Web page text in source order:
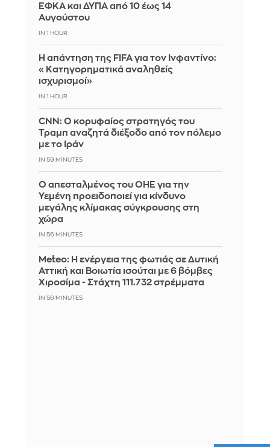
ΕΦΚΑ και ΔΥΠΑ από 10 έως 14
Αυγούστου
IN 1 HOUR
Η απάντηση της FIFA για τον Ινφαντίνο:
«Κατηγορηματικά αναληθείς
ισχυρισμοί»
IN 1 HOUR
CNN: Ο κορυφαίος στρατηγός του
Τραμπ αναζητά διέξοδο από τον πόλεμο
με το Ιράν
IN 59 MINUTES
Ο απεσταλμένος του ΟΗΕ για την
Υεμένη προειδοποιεί για κίνδυνο
μεγάλης κλίμακας σύγκρουσης στη
χώρα
IN 56 MINUTES
Meteo: Η ενέργεια της φωτιάς σε Δυτική
Αττική και Βοιωτία ισούται με 6 βόμβες
Χιροσίμα - Στάχτη 111.732 στρέμματα
IN 56 MINUTES